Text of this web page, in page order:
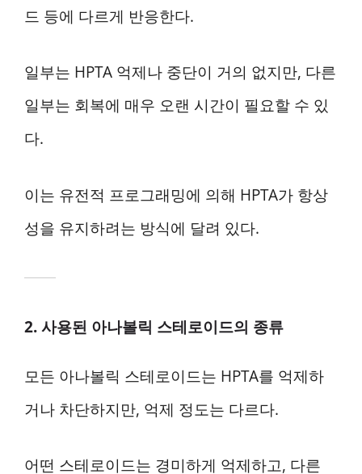
드 등에 다르게 반응한다.
일부는 HPTA 억제나 중단이 거의 없지만, 다른
일부는 회복에 매우 오랜 시간이 필요할 수 있
다.
이는 유전적 프로그래밍에 의해 HPTA가 항상
성을 유지하려는 방식에 달려 있다.
2. 사용된 아나볼릭 스테로이드의 종류
모든 아나볼릭 스테로이드는 HPTA를 억제하
거나 차단하지만, 억제 정도는 다르다.
어떤 스테로이드는 경미하게 억제하고, 다른